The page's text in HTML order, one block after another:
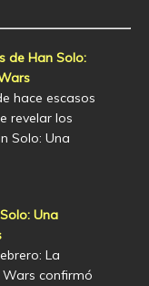
de Han Solo:
hace escasos
revelar los
Solo: Una
Una
La
confirmó